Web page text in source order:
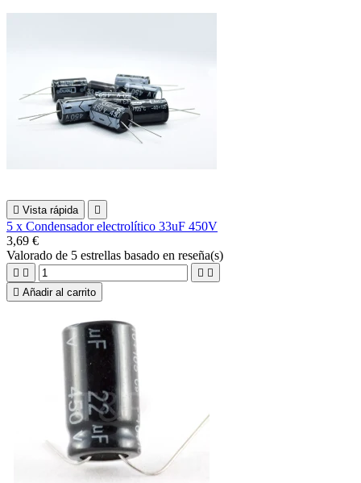
 Vista rápida 
5 x Condensador electrolítico 33uF 450V
3,69 €
Valorado de 5 estrellas basado en reseña(s)
   
 Añadir al carrito